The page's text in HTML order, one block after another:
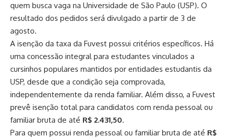
quem busca vaga na Universidade de São Paulo (USP). O
resultado dos pedidos será divulgado a partir de 3 de
agosto.
A isenção da taxa da Fuvest possui critérios específicos. Há
uma concessão integral para estudantes vinculados a
cursinhos populares mantidos por entidades estudantis da
USP, desde que a condição seja comprovada,
independentemente da renda familiar. Além disso, a Fuvest
prevê isenção total para candidatos com renda pessoal ou
familiar bruta de até R$ 2.431,50.
Para quem possui renda pessoal ou familiar bruta de até R$